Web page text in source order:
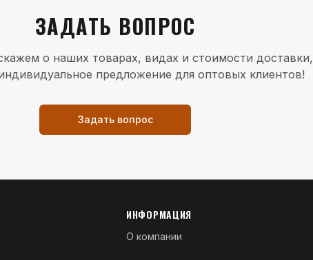
ЗАДАТЬ ВОПРОС
о наших товарах, видах и стоимости доставки,
предложение для оптовых клиентов!
Задать вопрос
ИНФОРМАЦИЯ
О компании